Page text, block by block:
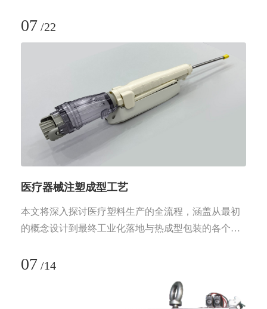
07 /22
医疗器械注塑成型工艺
本文将深入探讨医疗塑料生产的全流程，涵盖从最初
的概念设计到最终工业化落地与热成型包装的各个关
07 /14